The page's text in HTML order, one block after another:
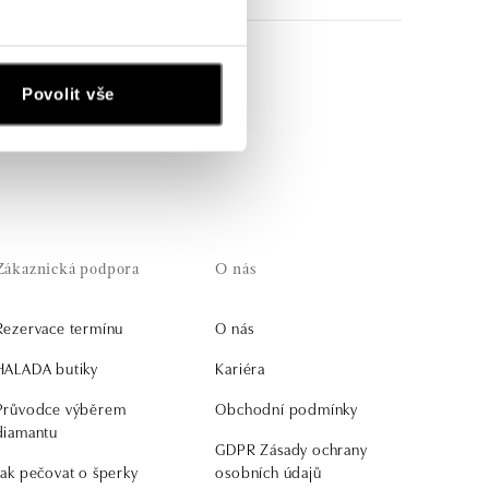
Povolit vše
je spojuje, zůstává
podpora
termínu
butiky
výběrem
pečovat o šperky
O nás
O nás
Kariéra
Obchodní podmínky
GDPR Zásady ochrany
osobních údajů